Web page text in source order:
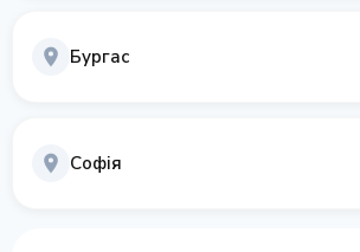
Бургас
Софія